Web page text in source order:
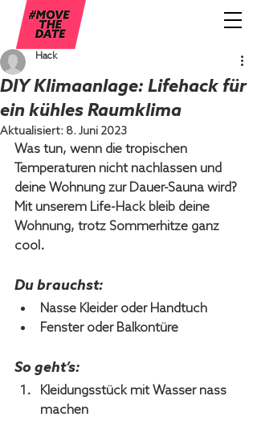
DIY Klimaanlage: Lifehack für
ein kühles Raumklima
Hack
Aktualisiert: 8. Juni 2023
Was tun, wenn die tropischen
Temperaturen nicht nachlassen und
deine Wohnung zur Dauer-Sauna wird?
Mit unserem Life-Hack bleib deine
Wohnung, trotz Sommerhitze ganz
cool.
Du brauchst:
Nasse Kleider oder Handtuch
Fenster oder Balkontüre
So geht’s:
Kleidungsstück mit Wasser nass
machen